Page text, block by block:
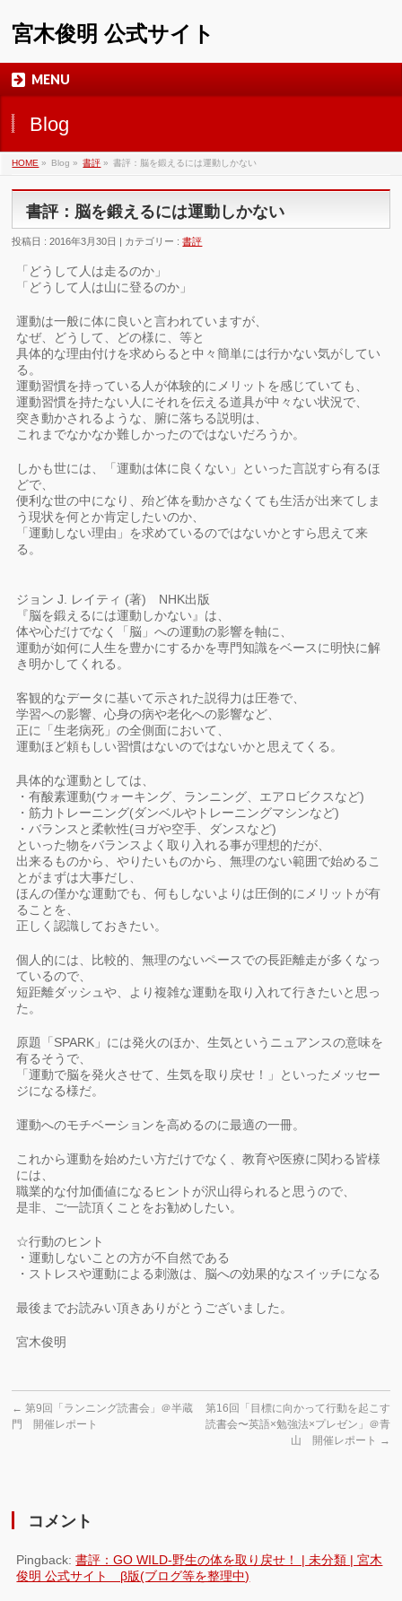
宮木俊明 公式サイト
MENU
Blog
HOME » Blog » 書評 » 書評：脳を鍛えるには運動しかない
書評：脳を鍛えるには運動しかない
投稿日 : 2016年3月30日 | カテゴリー :書評
「どうして人は走るのか」
「どうして人は山に登るのか」
運動は一般に体に良いと言われていますが、
なぜ、どうして、どの様に、等と
具体的な理由付けを求めらると中々簡単には行かない気がしてい
る。
運動習慣を持っている人が体験的にメリットを感じていても、
運動習慣を持たない人にそれを伝える道具が中々ない状況で、
突き動かされるような、腑に落ちる説明は、
これまでなかなか難しかったのではないだろうか。
しかも世には、「運動は体に良くない」といった言説すら有るほ
どで、
便利な世の中になり、殆ど体を動かさなくても生活が出来てしま
う現状を何とか肯定したいのか、
「運動しない理由」を求めているのではないかとすら思えて来
る。
ジョン J. レイティ (著) NHK出版
『脳を鍛えるには運動しかない』は、
体や心だけでなく「脳」への運動の影響を軸に、
運動が如何に人生を豊かにするかを専門知識をベースに明快に解
き明かしてくれる。
客観的なデータに基いて示された説得力は圧巻で、
学習への影響、心身の病や老化への影響など、
正に「生老病死」の全側面において、
運動ほど頼もしい習慣はないのではないかと思えてくる。
具体的な運動としては、
・有酸素運動(ウォーキング、ランニング、エアロビクスなど)
・筋力トレーニング(ダンベルやトレーニングマシンなど)
・バランスと柔軟性(ヨガや空手、ダンスなど)
といった物をバランスよく取り入れる事が理想的だが、
出来るものから、やりたいものから、無理のない範囲で始めるこ
とがまずは大事だし、
ほんの僅かな運動でも、何もしないよりは圧倒的にメリットが有
ることを、
正しく認識しておきたい。
個人的には、比較的、無理のないペースでの長距離走が多くなっ
ているので、
短距離ダッシュや、より複雑な運動を取り入れて行きたいと思っ
た。
原題「SPARK」には発火のほか、生気というニュアンスの意味を
有るそうで、
「運動で脳を発火させて、生気を取り戻せ！」といったメッセー
ジになる様だ。
運動へのモチベーションを高めるのに最適の一冊。
これから運動を始めたい方だけでなく、教育や医療に関わる皆様
には、
職業的な付加価値になるヒントが沢山得られると思うので、
是非、ご一読頂くことをお勧めしたい。
☆行動のヒント
・運動しないことの方が不自然である
・ストレスや運動による刺激は、脳への効果的なスイッチになる
最後までお読みい頂きありがとうございました。
宮木俊明
← 第9回「ランニング読書会」＠半蔵
門 開催レポート
第16回「目標に向かって行動を起こす
読書会〜英語×勉強法×プレゼン」＠青
山 開催レポート →
コメント
Pingback:書評：GO WILD-野生の体を取り戻せ！ | 未分類 | 宮木
俊明 公式サイト β版(ブログ等を整理中)